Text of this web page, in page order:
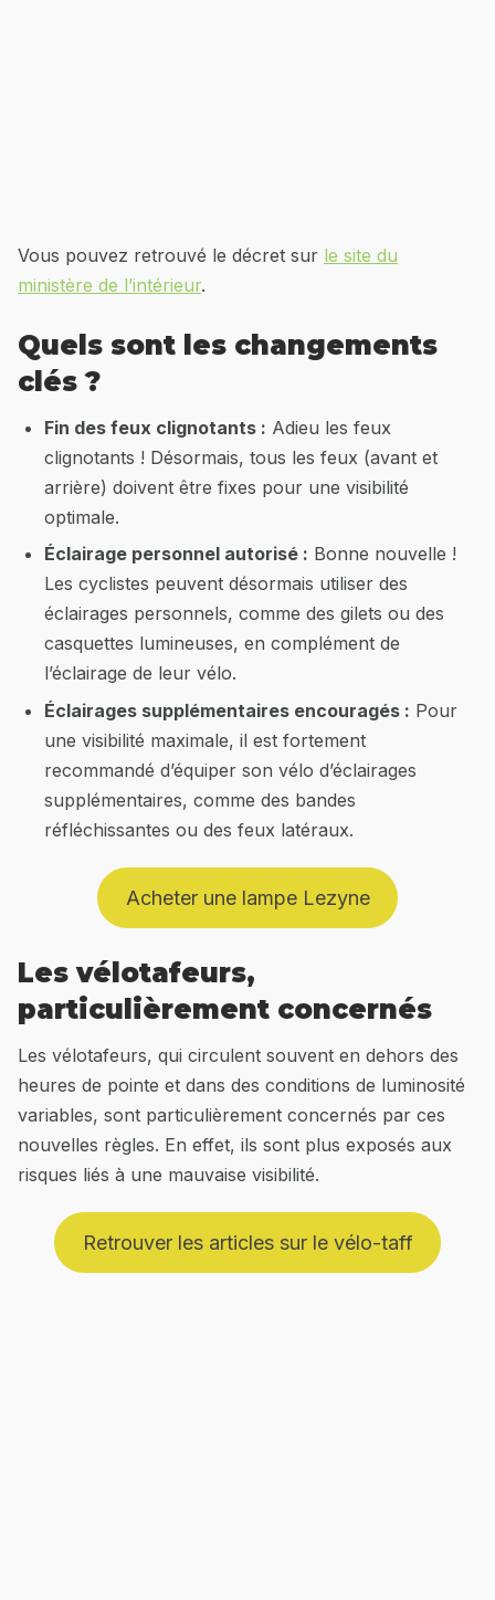
Vous pouvez retrouvé le décret sur le site du
ministère de l’intérieur.
Quels sont les changements
clés ?
Fin des feux clignotants : Adieu les feux
clignotants ! Désormais, tous les feux (avant et
arrière) doivent être fixes pour une visibilité
optimale.
Éclairage personnel autorisé : Bonne nouvelle !
Les cyclistes peuvent désormais utiliser des
éclairages personnels, comme des gilets ou des
casquettes lumineuses, en complément de
l’éclairage de leur vélo.
Éclairages supplémentaires encouragés : Pour
une visibilité maximale, il est fortement
recommandé d’équiper son vélo d’éclairages
supplémentaires, comme des bandes
réfléchissantes ou des feux latéraux.
Acheter une lampe Lezyne
Les vélotafeurs,
particulièrement concernés
Les vélotafeurs, qui circulent souvent en dehors des
heures de pointe et dans des conditions de luminosité
variables, sont particulièrement concernés par ces
nouvelles règles. En effet, ils sont plus exposés aux
risques liés à une mauvaise visibilité.
Retrouver les articles sur le vélo-taff